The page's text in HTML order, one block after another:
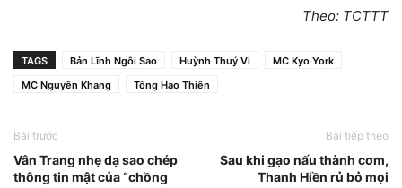
Theo: TCTTT
TAGS Bản Lĩnh Ngôi Sao Huỳnh Thuý Vi
MC Kyo York
MC Nguyên Khang
Tống Hạo Thiên
Bài trước
Vân Trang nhẹ dạ sao chép
thông tin mật của “chồng
Bài tiếp theo
Sau khi gạo nấu thành cơm,
Thanh Hiền rủ bỏ mọi